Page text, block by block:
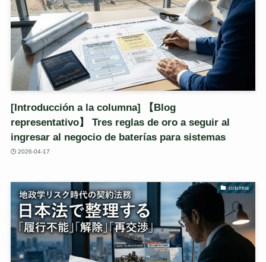
[Introducción a la columna] 【Blog
representativo】 Tres reglas de oro a seguir al
ingresar al negocio de baterías para sistemas
2026-04-17
columna